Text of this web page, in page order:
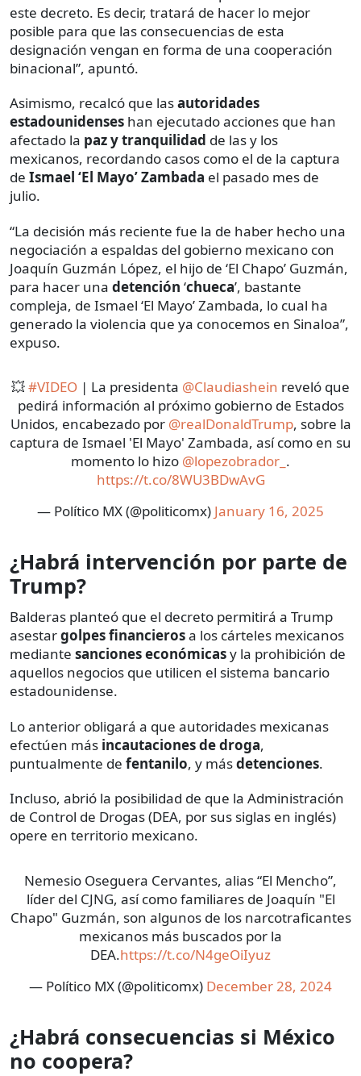
este decreto. Es decir, tratará de hacer lo mejor
posible para que las consecuencias de esta
designación vengan en forma de una cooperación
binacional”, apuntó.
Asimismo, recalcó que lasautoridades
estadounidenses han ejecutado acciones que han
afectado la pazy tranquilidad de las y los
mexicanos, recordando casos como el de la captura
de Ismael ‘El Mayo’ Zambada el pasado mes de
julio.
“La decisión más reciente fue la de haber hecho una
negociación a espaldas del gobierno mexicano con
Joaquín Guzmán López, el hijo de ‘El Chapo’ Guzmán,
para hacer una detención ‘chueca’, bastante
compleja, de Ismael ‘El Mayo’ Zambada, lo cual ha
generado la violencia que ya conocemos en Sinaloa”,
expuso.
💥#VIDEO | La presidenta @Claudiashein reveló que
pedirá información al próximo gobierno de Estados
Unidos, encabezado por @realDonaldTrump, sobre la
captura de Ismael 'El Mayo' Zambada, así como en su
momento lo hizo @lopezobrador_ .
https://t.co/8WU3BDwAvG
— Político MX (@politicomx) January 16, 2025
¿Habrá intervención por parte de
Trump?
Balderas planteó que el decreto permitirá a Trump
asestargolpes financierosa los cárteles mexicanos
mediante sanciones económicasy la prohibición de
aquellos negocios que utilicen el sistema bancario
estadounidense.
Lo anterior obligará a que autoridades mexicanas
efectúen más incautaciones de droga,
puntualmente de fentanilo, y másdetenciones.
Incluso, abrió la posibilidad de que la Administración
de Control de Drogas (DEA, por sus siglas en inglés)
opere en territorio mexicano.
Nemesio Oseguera Cervantes, alias “El Mencho”,
líder del CJNG, así como familiares de Joaquín "El
Chapo" Guzmán, son algunos de los narcotraficantes
mexicanos más buscados por la
DEA.https://t.co/N4geOiIyuz
— Político MX (@politicomx) December 28, 2024
¿Habrá consecuencias si México
no coopera?